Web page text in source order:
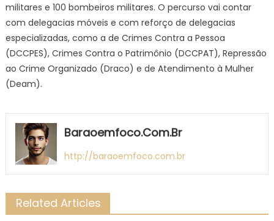
militares e 100 bombeiros militares. O percurso vai contar
com delegacias móveis e com reforço de delegacias
especializadas, como a de Crimes Contra a Pessoa
(DCCPES), Crimes Contra o Patrimônio (DCCPAT), Repressão
ao Crime Organizado (Draco) e de Atendimento à Mulher
(Deam).
Baraoemfoco.com.br
http://baraoemfoco.com.br
Related Articles